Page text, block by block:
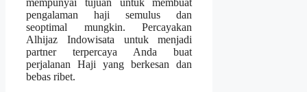
mempunyai tujuan untuk membuat
pengalaman haji semulus dan
seoptimal mungkin. Percayakan
Alhijaz Indowisata untuk menjadi
partner terpercaya Anda buat
perjalanan Haji yang berkesan dan
bebas ribet.